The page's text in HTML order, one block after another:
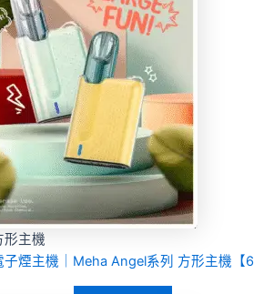
形主機
子煙主機｜Meha Angel系列 方形主機【6